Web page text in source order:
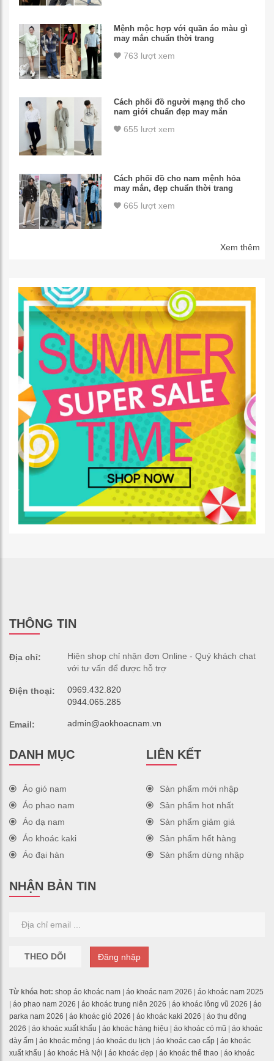
Mệnh mộc hợp với quần áo màu gì
may mắn chuẩn thời trang
763 lượt xem
Cách phối đồ người mạng thổ cho
nam giới chuẩn đẹp may mắn
655 lượt xem
Cách phối đồ cho nam mệnh hỏa
may mắn, đẹp chuẩn thời trang
665 lượt xem
Xem thêm
THÔNG TIN
Địa chỉ:
Hiện shop chỉ nhận đơn Online - Quý khách chat
với tư vấn để được hỗ trợ
Điện thoại:
0969.432.820
0944.065.285
Email: admin@aokhoacnam.vn
DANH MỤC
Áo gió nam
Áo phao nam
Áo dạ nam
Áo khoác kaki
Áo đại hàn
LIÊN KẾT
Sản phẩm mới nhập
Sản phẩm hot nhất
Sản phẩm giảm giá
Sản phẩm hết hàng
Sản phẩm dừng nhập
NHẬN BẢN TIN
THEO DÕI Đăng nhập
Từ khóa hot: shop áo khoác nam áo khoác nam 2026
áo khoác nam 2025
áo phao nam 2026 áo khoác trung niên 2026 áo khoác lông vũ 2026
áo
parka nam 2026
áo khoác gió 2026 áo khoác kaki 2026
áo thu đông
2026
áo khoác xuất khẩu áo khoác hàng hiệu áo khoác có mũ
áo khoác
dày ấm
áo khoác mỏng áo khoác du lịch áo khoác cao cấp
áo khoác
xuất khẩu
áo khoác Hà Nội áo khoác đẹp áo khoác thể thao áo khoác